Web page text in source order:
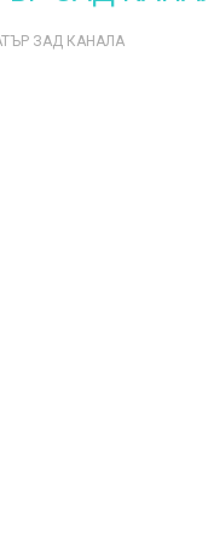
ЗАД КАНАЛА